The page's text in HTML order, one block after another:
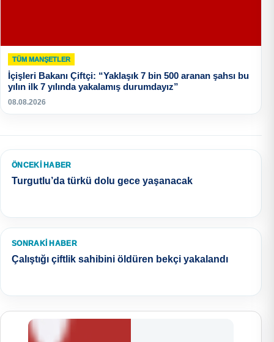
TÜM MANŞETLER
İçişleri Bakanı Çiftçi: “Yaklaşık 7 bin 500 aranan şahsı bu
yılın ilk 7 yılında yakalamış durumdayız”
08.08.2026
ÖNCEKI HABER
Turgutlu’da türkü dolu gece yaşanacak
SONRAKI HABER
Çalıştığı çiftlik sahibini öldüren bekçi yakalandı